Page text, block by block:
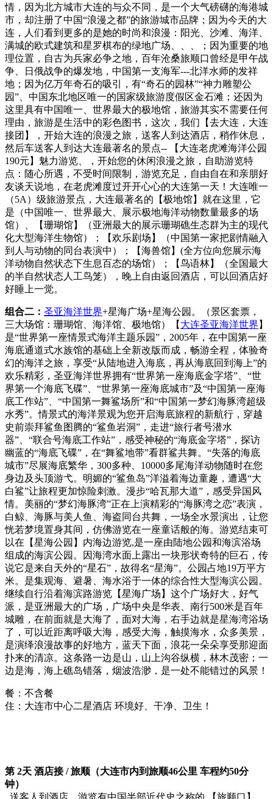
情，因为北方城市大连的与众不同，是一个大气磅礴的海港城
市，却注册了中国“浪漫之都”的旅游城市品牌；因为今天的大
连，人们看到更多的是她的时尚和浪漫：阳光、沙滩、海洋、
满城的欧式建筑和星罗棋布的绿地广场、、、；因为重要的地
理位置，自古为兵家必争之地，百年沧桑旅顺口曾经是甲午战
争、日俄战争的爆发地，中国第一支海军---北洋水师的发祥
地；因为亿万年奇石的吸引，有“奇石的园林”“神力雕塑公
园”、中国东北地区唯一的国家级旅游度假区金石滩；还因为
这里具有中国唯一、世界最大的极地馆，旅游其实不需要任何
理由，旅游是生活中的彩色图书，这次，我们【去大连，大连
接团】，开始大连的浪漫之旅，送客人到达酒店，稍作休息，
然后车送客人到达大连最著名的景点-- 【大连老虎滩海洋公园
190元】魅力游览、，开始您的休闲浪漫之旅，自助游览特
点：随心所遇，不受时间限制，游览充足，自由自在和亲朋好
友谈天说地，在老虎滩度过开开心心的大连第一天！大连唯一
（5A）级旅游景点，大连最著名的【极地馆】就在这里，它
是（中国唯一、世界最大、展示极地海洋动物数量最多的场
馆）、【珊瑚馆】（亚洲最大的展示珊瑚礁生态群为主的现代
化大型海洋生物馆）；【欢乐剧场】（中国第一家把剧情融入
到人与动物的同台表演中）；【海兽馆】(全方位向您展示海
洋动物自然状态下生息百态的场馆）；【鸟语林】（全国最大
的半自然状态人工鸟笼），晚上自由返回酒店，可以回酒店好
好睡上一觉。
组合二： 圣亚海洋世界+星海广场+星海公园。（景区套票，
三大场馆：珊瑚馆、海洋馆、极地馆）【 大连圣亚海洋世界 】
是“世界第一座情景式海洋主题乐园”，2005年，在中国第一座
海底通道式水族馆的基础上全新改版而成，畅游全程，体验奇
幻的海洋之旅，享受“从陆地进入海底，再从海底回到海上”的
欢乐精彩，圣亚海洋世界拥有“世界第一座海底金字塔”、“世
界第一个海底飞碟”、“世界第一座海底城市”及“中国第一座海
底工作站”、“中国第一舞鲨场所”和“中国第一梦幻海豚湾超级
水秀”。情景式的海洋景观为您开启海底旅程的新航行，穿越
史前崇拜鲨鱼图腾的“鲨鱼岩洞”，走进“旅行者号潜水
器”、“联合号海底工作站”，感受神秘的“海底金字塔”，探访
幽蓝的“海底飞碟”，在“舞鲨地带”看群鲨共舞。“失落的海底
城市”尽展海底繁华，300多种、10000多尾海洋动物随时在您
身边及头顶游弋。明媚的“鲨鱼岛”洋溢着海边童趣，遭遇“大
白鲨”让旅程更加惊险刺激。漫步“哈瓦那大道”，感受异国风
情。美丽的“梦幻海豚湾”正在上演精彩的“海豚湾之恋”表演，
白鲸、海豚与美人鱼、海盗同台共舞，一场全水景演出，让您
恍若梦境置身其间，仿佛游览在一座童话般的海。游览结束可
以在【星海公园】内海边游览,是一座由陆地公园和海滨浴场
组成的海滨公园。因海湾水面上露出一块形状奇特的巨石，传
说它是来自天外的“星石”，故得名“星海”。公园占地19万平方
米。是集观海、避暑、海水浴于一体的综合性大型海滨公园。
继续自行沿着海滨路游览【星海广场】这个广场好大，好气
派，是亚洲最大的广场，广场中央是华表、南行500米是百年
城雕，在前面就是大海了，面对大海，右手边就是星海湾浴场
了，可以近距离呼吸大海，感受大海，触摸海水，众多美景，
是演绎浪漫故事的好地方，蓝天下面，浪花一朵朵享受那迎面
扑来的清凉。这条路一边是山，山上沟谷纵横，林木茂密；一
边是海，海上礁岛错落，烟波浩渺，是一处不能错过的风景！
餐：不含餐
住：大连市中心二星酒店 环境好、干净、卫生！
第 2天 酒店接 / 旅顺（大连市内到旅顺46公里 车程约50分
钟）
送客人到酒店，游览有中国半部近代史之称的 【旅顺口】，